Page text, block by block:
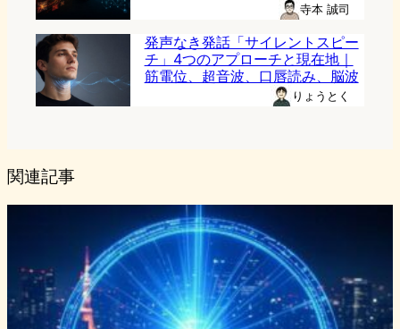
寺本 誠司
発声なき発話「サイレントスピー
チ」4つのアプローチと現在地｜
筋電位、超音波、口唇読み、脳波
りょうとく
関連記事